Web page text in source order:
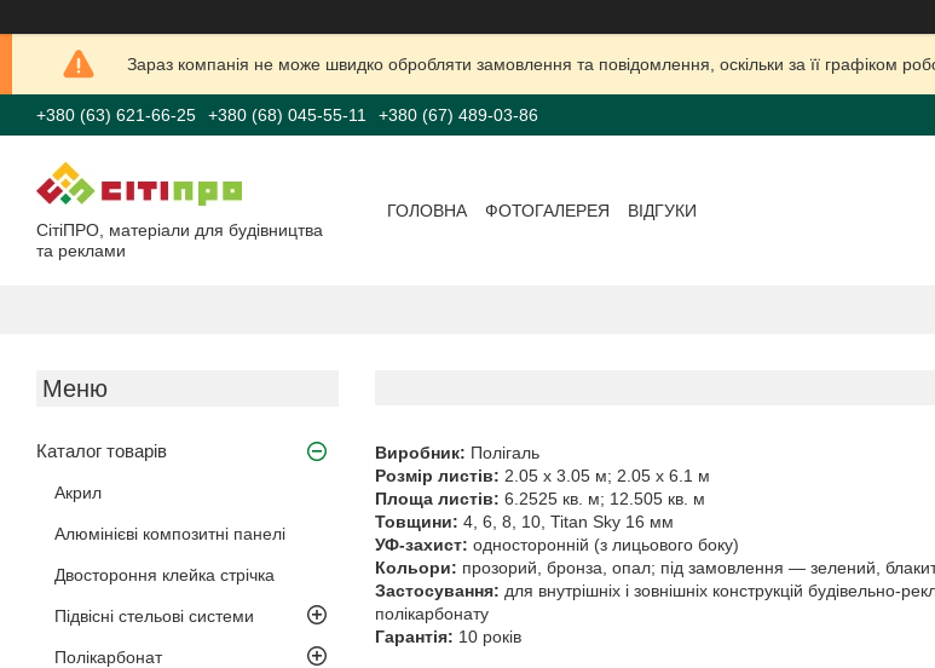
Зараз компанія не може швидко обробляти замовлення та повідомлення, оскільки за її графіком
+380 (63) 621-66-25 +380 (68) 045-55-11 +380 (67) 489-03-86
СітіПРО, матеріали для будівництва
та реклами
ГОЛОВНА ФОТОГАЛЕРЕЯ ВІДГУКИ
Каталог товарів
Акрил
Алюмінієві композитні панелі
Двостороння клейка стрічка
Підвісні стельові системи
Полікарбонат
Виробник: Полігаль
Розмір листів: 2.05 х 3.05 м; 2.05 х 6.1 м
Площа листів: 6.2525 кв. м; 12.505 кв. м
Товщини: 4, 6, 8, 10, Titan Sky 16 мм
УФ-захист: односторонній (з лицьового боку)
Кольори: прозорий, бронза, опал; під замовлення — зелений,
Застосування: для внутрішніх і зовнішніх конструкцій
полікарбонату
Гарантія: 10 років